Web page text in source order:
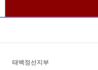
태백정선지부